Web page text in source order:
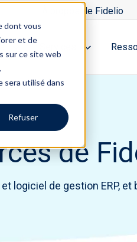
dont vous
et de
sur ce site web
sera utilisé dans
Refuser
À propos de Fidelio
de
logiciel de gestion ERP, et